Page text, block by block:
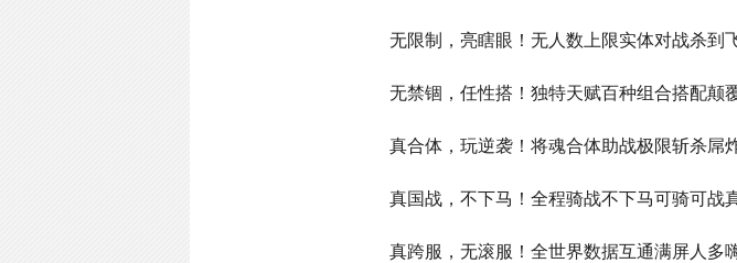
无限制，亮瞎眼！无人数上限实体对战杀到
无禁锢，任性搭！独特天赋百种组合搭配颠
真合体，玩逆袭！将魂合体助战极限斩杀屌
真国战，不下马！全程骑战不下马可骑可战
真跨服，无滚服！全世界数据互通满屏人多